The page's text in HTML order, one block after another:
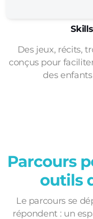
Des jeux, récits,
conçus pour
des
Parcours
outils
Le parcours se
répondent : un